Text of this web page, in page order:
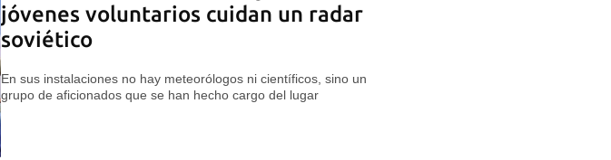
jóvenes voluntarios cuidan un radar
soviético
En sus instalaciones no hay meteorólogos ni científicos, sino un
grupo de aficionados que se han hecho cargo del lugar